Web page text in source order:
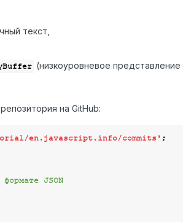
текст,
(низкоуровневое представление
на GitHub:
en.javascript.info/commits'
JSON